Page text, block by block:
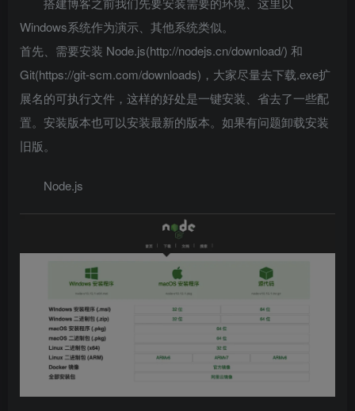
Windows系统作为演示、其他系统类似。
首先、需要安装 Node.js(http://nodejs.cn/download/) 和
Git(https://git-scm.com/downloads)，大家尽量去下载.exe扩
展名的可执行文件，这样的好处是一键安装、省去了一些配
置。安装版本也可以安装最新的版本。如果有问题卸载安装
旧版。
Node.js